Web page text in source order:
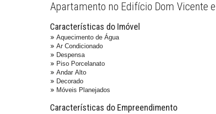
Apartamento no Edifício Dom Vicente
Características do Imóvel
Aquecimento de Água
Ar Condicionado
Despensa
Piso Porcelanato
Andar Alto
Decorado
Móveis Planejados
Características do Empreendimento